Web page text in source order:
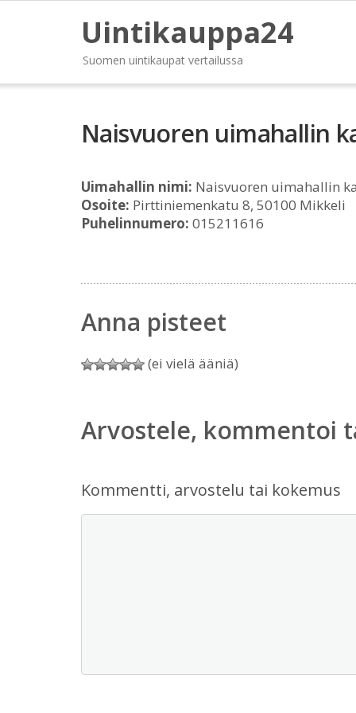
Uintikauppa24
Suomen uintikaupat vertailussa
Naisvuoren uimahallin
Uimahallin nimi: Naisvuoren uimahallin
Osoite: Pirttiniemenkatu 8, 50100 Mikkeli
Puhelinnumero: 015211616
Anna pisteet
(ei vielä ääniä)
Arvostele, kommentoi
Kommentti, arvostelu tai kokemus